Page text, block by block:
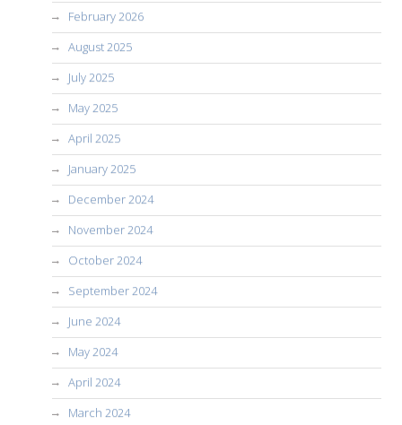
February 2026
August 2025
July 2025
May 2025
April 2025
January 2025
December 2024
November 2024
October 2024
September 2024
June 2024
May 2024
April 2024
March 2024